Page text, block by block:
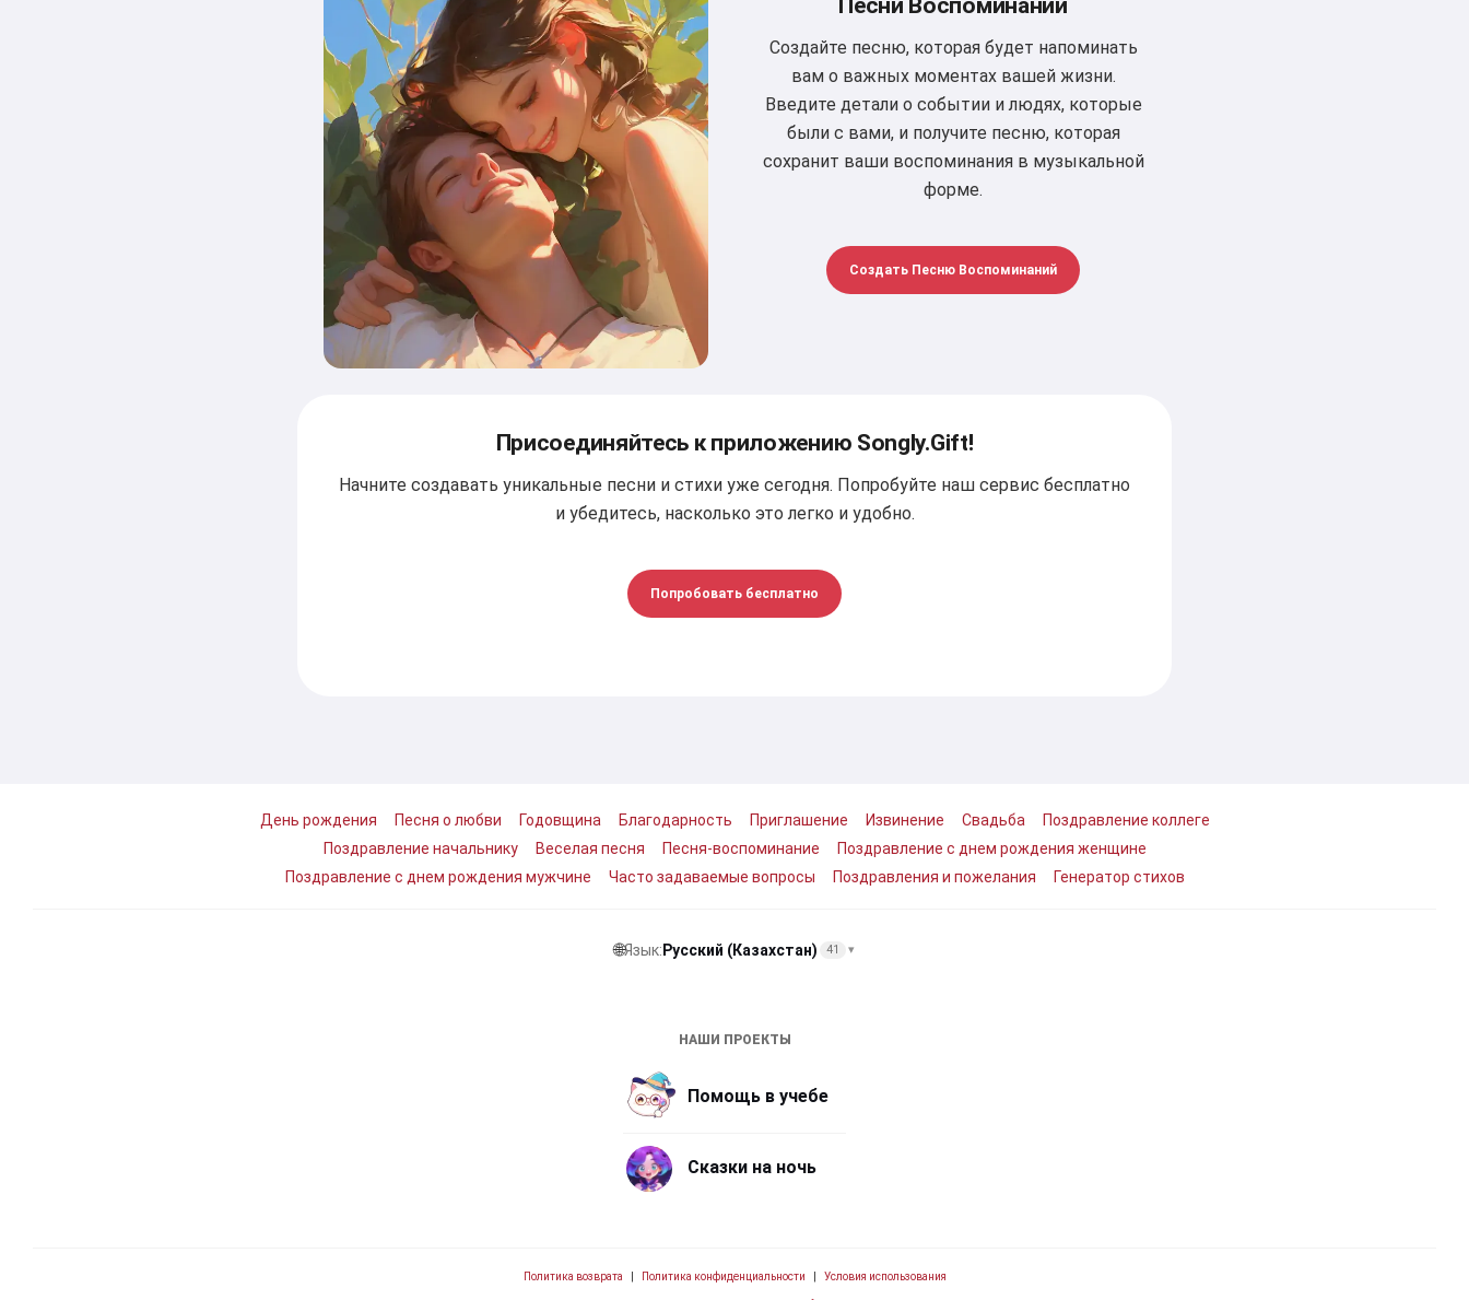
Песни Воспоминаний
Создайте песню, которая будет напоминать
вам о важных моментах вашей жизни.
Введите детали о событии и людях, которые
были с вами, и получите песню, которая
сохранит ваши воспоминания в музыкальной
форме.
Создать Песню Воспоминаний
Присоединяйтесь к приложению Songly.Gift!
Начните создавать уникальные песни и стихи уже сегодня. Попробуйте наш сервис бесплатно
и убедитесь, насколько это легко и удобно.
Попробовать бесплатно
День рождения Песня о любви Годовщина Благодарность Приглашение Извинение Свадьба
Поздравление коллеге
Поздравление начальнику
Веселая песня Песня-воспоминание
Поздравление с днем рождения женщине
Поздравление с днем рождения мужчине
Часто задаваемые вопросы Поздравления и пожелания Генератор стихов
🌐Язык: Русский (Казахстан) 41 ▾
НАШИ ПРОЕКТЫ
Помощь в учебе
Сказки на ночь
Политика возврата Политика конфиденциальности Условия использования